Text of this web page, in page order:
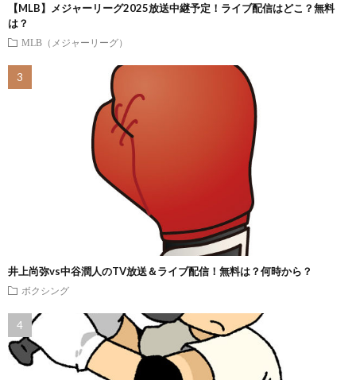
【MLB】メジャーリーグ2025放送中継予定！ライブ配信はどこ？無料
は？
MLB（メジャーリーグ）
井上尚弥vs中谷潤人のTV放送＆ライブ配信！無料は？何時から？
ボクシング